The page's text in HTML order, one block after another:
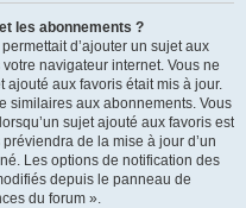
les abonnements ?
d’ajouter un sujet aux
navigateur internet. Vous ne
ajouté aux favoris était mis à jour.
similaires aux abonnements. Vous
sujet ajouté aux favoris est
de la mise à jour d’un
Les options de notification des
depuis le panneau de
du forum ».